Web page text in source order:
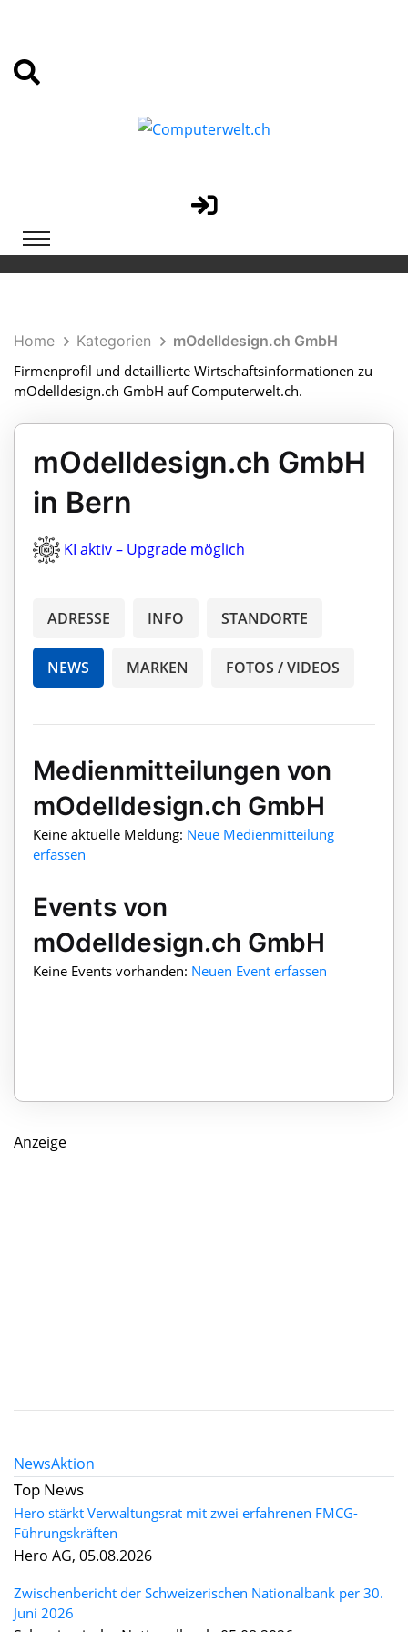
Home Kategorien
mOdelldesign.ch GmbH
Firmenprofil und detaillierte Wirtschaftsinformationen zu
mOdelldesign.ch GmbH auf Computerwelt.ch.
mOdelldesign.ch GmbH
in Bern
KI aktiv – Upgrade möglich
ADRESSE INFO STANDORTE
NEWS MARKEN FOTOS / VIDEOS
Medienmitteilungen von
mOdelldesign.ch GmbH
Keine aktuelle Meldung: Neue Medienmitteilung
erfassen
Events von
mOdelldesign.ch GmbH
Keine Events vorhanden: Neuen Event erfassen
Anzeige
NewsAktion
Top News
Hero stärkt Verwaltungsrat mit zwei erfahrenen FMCG-
Führungskräften
Hero AG, 05.08.2026
Zwischenbericht der Schweizerischen Nationalbank per 30.
Juni 2026